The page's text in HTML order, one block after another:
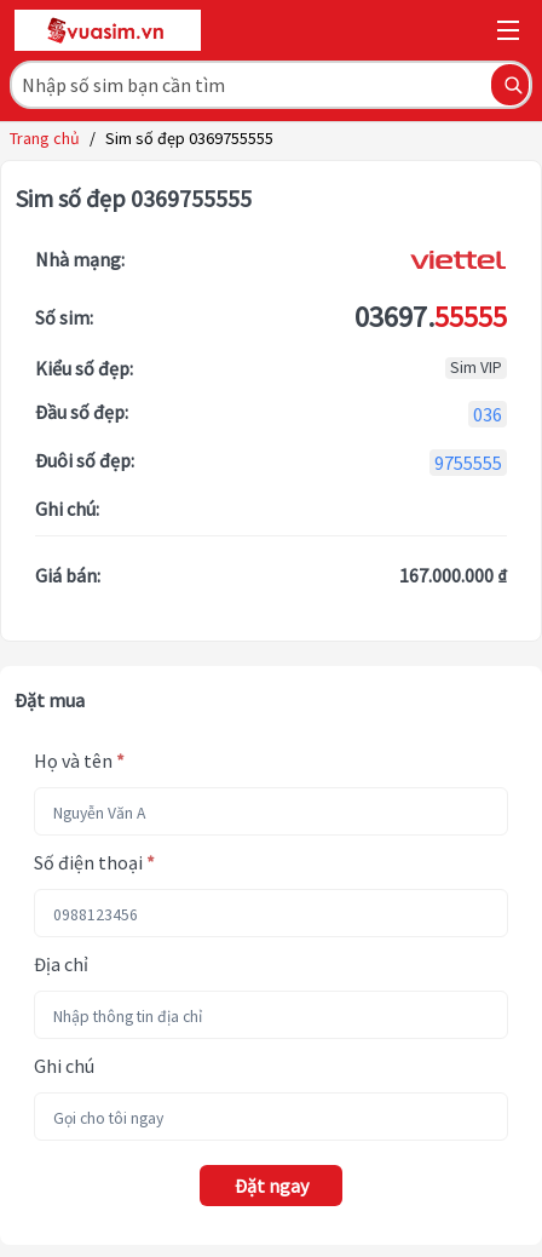
Trang chủ / Sim số đẹp 0369755555
Sim số đẹp 0369755555
Nhà mạng:
Số sim: 03697.55555
Kiểu số đẹp: Sim VIP
Đầu số đẹp:
036
Đuôi số đẹp:
9755555
Ghi chú:
Giá bán: 167.000.000 ₫
Đặt mua
Họ và tên *
Số điện thoại *
Địa chỉ
Ghi chú
Đặt ngay